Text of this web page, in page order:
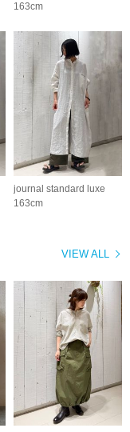
163cm
journal standard luxe
163cm
VIEW ALL